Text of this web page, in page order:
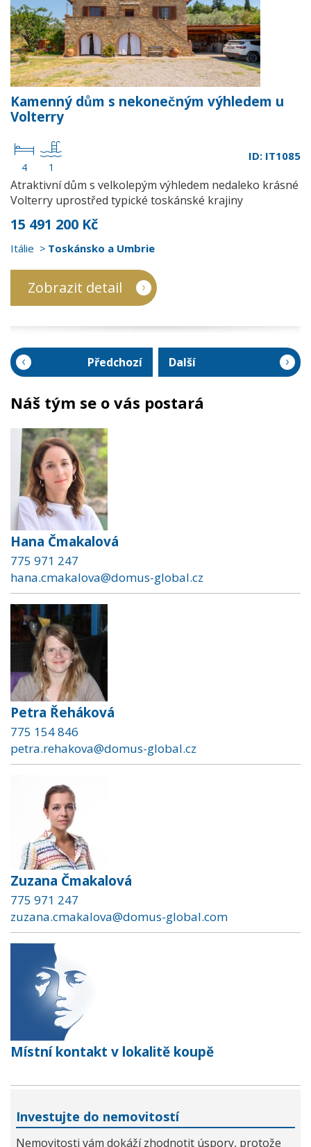
Kamenný dům s nekonečným výhledem u
Volterry
4 1
ID: IT1085
Atraktivní dům s velkolepým výhledem nedaleko krásné
Volterry uprostřed typické toskánské krajiny
15 491 200 Kč
Itálie Toskánsko a Umbrie
Zobrazit detail
Předchozí Další
Náš tým se o vás postará
Hana Čmakalová
775 971 247
hana.cmakalova@domus-global.cz
Petra Řeháková
775 154 846
petra.rehakova@domus-global.cz
Zuzana Čmakalová
775 971 247
zuzana.cmakalova@domus-global.com
Místní kontakt v lokalitě koupě
Investujte do nemovitostí
Nemovitosti vám dokáží zhodnotit úspory, protože